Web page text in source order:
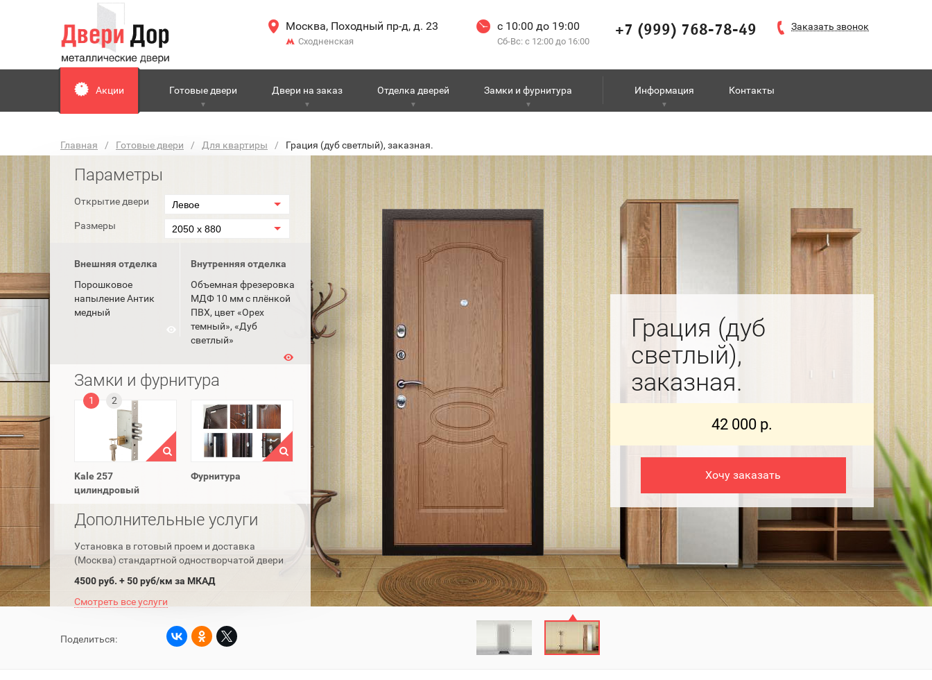
Москва, Походный пр-д, д. 23
Сходненская
с 10:00 до 19:00
Сб-Вс: с 12:00 до 16:00
+7 (999) 768-78-49 Заказать звонок
Акции Готовые двери Двери на заказ Отделка дверей Замки и фурнитура Информация Контакты
Главная Готовые двери Для квартиры Грация (дуб светлый), заказная.
Параметры
Открытие двери
Левое
Размеры
2050 x 880
Внешняя отделка
Порошковое
напыление Антик
медный
Внутренняя отделка
Объемная фрезеровка
МДФ 10 мм с плёнкой
ПВХ, цвет «Орех
темный», «Дуб
светлый»
Замки и фурнитура
1 2
Kale 257
цилиндровый
Фурнитура
Дополнительные услуги
Установка в готовый проем и доставка
(Москва) стандартной одностворчатой двери
4500 руб. + 50 руб/км за МКАД
Смотреть все услуги
Грация (дуб
светлый),
заказная.
42 000 р.
Хочу заказать
Поделиться: